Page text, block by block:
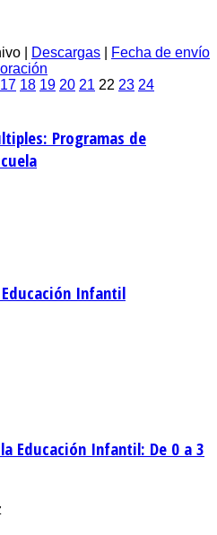
| Descargas
Fecha de envío
17 18 19 20 21 22 23 24
Programas de
Infantil
Educación Infantil: De 0 a 3